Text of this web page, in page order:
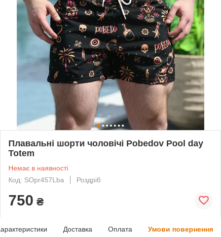
Плавальні шорти чоловічі Pobedov Pool day
Totem
Немає в наявності
Код: SOpr457Lba
Роздріб
750 ₴
Доставка Оплата Умови повернення